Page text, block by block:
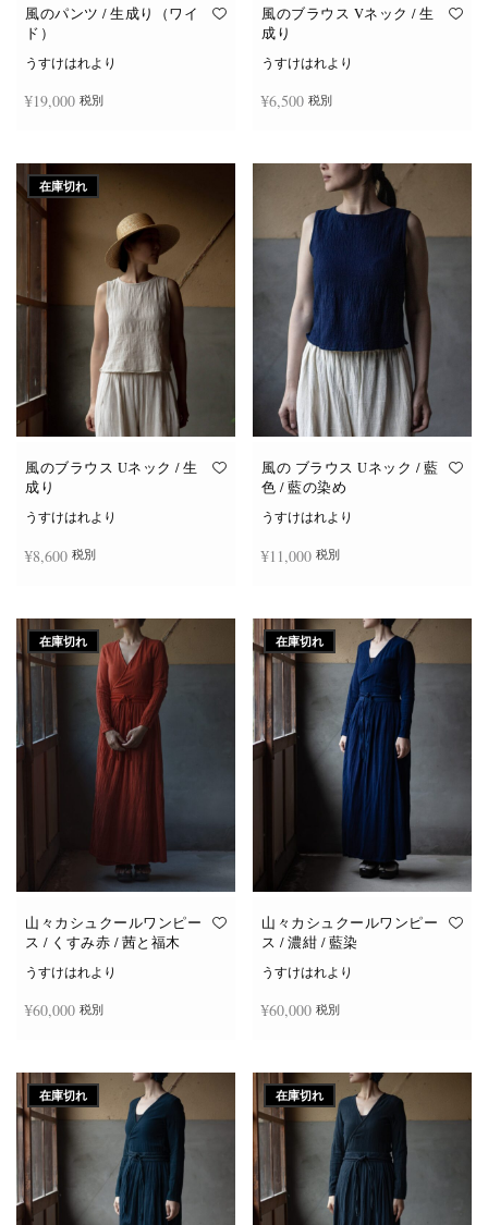
オ
ジ
選
択
で
き
ま
す
オ
ジ
か
ら
選
風のパンツ / 生成り（ワイ
ド）
うすけはれより
¥19,000 税別
風のブラウス Vネック / 生
成り
うすけはれより
¥6,500 税別
在庫切れ
風のブラウス Uネック / 生
成り
うすけはれより
¥8,600 税別
風の ブラウス Uネック / 藍
色 / 藍の染め
うすけはれより
¥11,000 税別
在庫切れ
山々カシュクールワンピー
ス / くすみ赤 / 茜と福木
うすけはれより
¥60,000 税別
在庫切れ
山々カシュクールワンピー
ス / 濃紺 / 藍染
うすけはれより
¥60,000 税別
在庫切れ 在庫切れ